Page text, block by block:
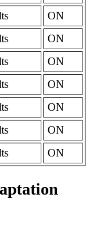
ON
ON
ON
ON
ON
ON
ON